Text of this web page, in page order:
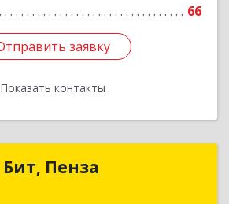
66
заявку
Показать контакты
заявку
Назад
Пенза
1С:Первый Бит, Пенза